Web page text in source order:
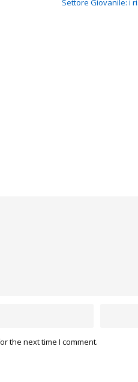
Settore Giovanile: i
the next time I comment.